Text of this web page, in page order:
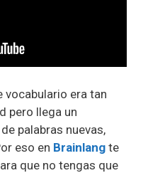
vocabulario era tan
pero llega un
palabras nuevas,
eso en Brainlang te
que no tengas que